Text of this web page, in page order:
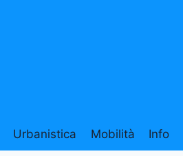
Urbanistica Mobilità Info